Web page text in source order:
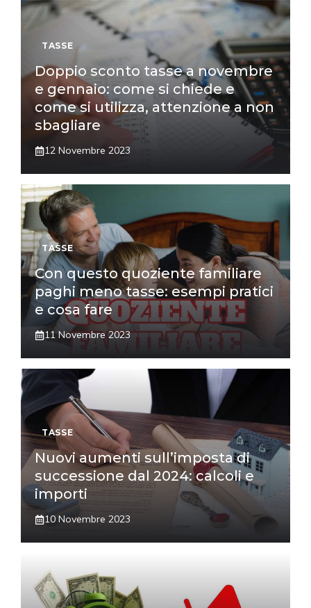
TASSE
Doppio sconto tasse a novembre
e gennaio: come si chiede e
come si utilizza, attenzione a non
sbagliare
12 Novembre 2023
TASSE
Con questo quoziente familiare
paghi meno tasse: esempi pratici
e cosa fare
11 Novembre 2023
TASSE
Nuovi aumenti sull’imposta di
successione dal 2024: calcoli e
importi
10 Novembre 2023